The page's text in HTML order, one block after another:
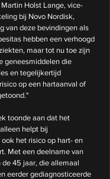
Holst Lange, vice-
bij Novo Nordisk,
van deze bevindingen als
hebben een verhoogd
maar tot nu toe zijn
geneesmiddelen die
en tegelijkertijd
op een hartaanval of
toonde aan dat het
helpt bij
het risico op hart- en
Met een deelname van
45 jaar, die allemaal
eerder gediagnosticeerde